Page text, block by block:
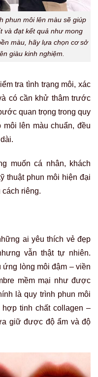
phun môi lên màu sẽ giúp
và đạt kết quả như mong
màu, hãy lựa chọn cơ sở
giàu kinh nghiệm.
tra tình trạng môi, xác
có cần khử thâm trước
quan trọng trong quy
lên màu chuẩn, đều
muốn cá nhân, khách
thuật phun môi hiện đại
riêng.
ai yêu thích vẻ đẹp
vẫn thật tự nhiên.
ứng lòng môi đậm – viền
mềm mại như được
là quy trình phun môi
tinh chất collagen –
giữ được độ ẩm và độ